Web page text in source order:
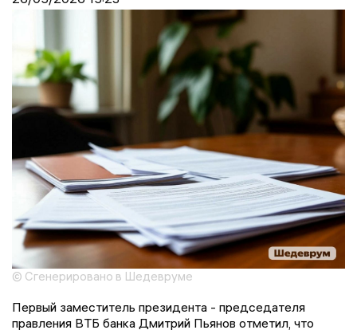
© Сгенерировано в Шедевруме
Первый заместитель президента - председателя
правления ВТБ банка Дмитрий Пьянов отметил, что